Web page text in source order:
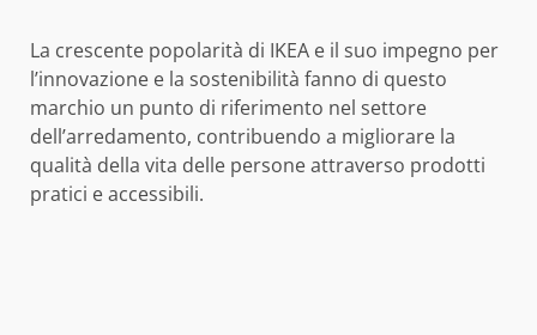
La crescente popolarità di IKEA e il suo impegno per
l’innovazione e la sostenibilità fanno di questo
marchio un punto di riferimento nel settore
dell’arredamento, contribuendo a migliorare la
qualità della vita delle persone attraverso prodotti
pratici e accessibili.